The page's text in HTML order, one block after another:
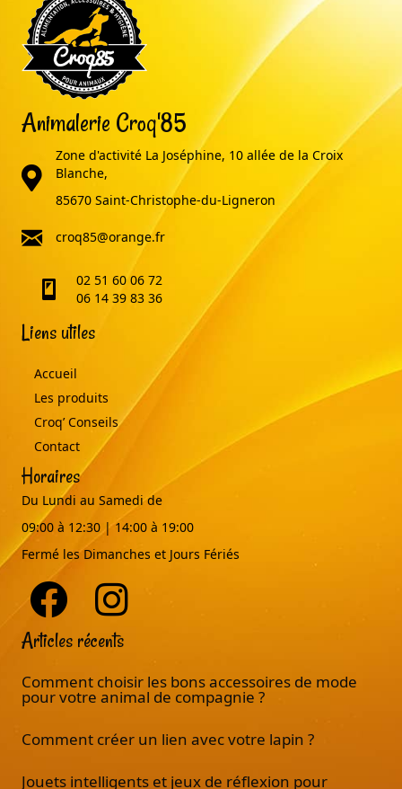
Animalerie Croq'85
adresse
Zone d'activité La Joséphine, 10 allée de la Croix
Blanche,
85670 Saint-Christophe-du-Ligneron
email
croq85@orange.fr
telephone02 51 60 06 72
06 14 39 83 36
Liens utiles
Accueil
Les produits
Croq’ Conseils
Contact
Horaires
Du Lundi au Samedi de
09:00 à 12:30 | 14:00 à 19:00
Fermé les Dimanches et Jours Fériés
Articles récents
Comment choisir les bons accessoires de mode
pour votre animal de compagnie ?
Comment créer un lien avec votre lapin ?
Jouets intelligents et jeux de réflexion pour